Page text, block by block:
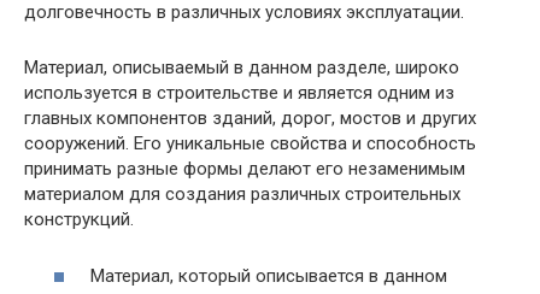
долговечность в различных условиях эксплуатации.
Материал, описываемый в данном разделе, широко
используется в строительстве и является одним из
главных компонентов зданий, дорог, мостов и других
сооружений. Его уникальные свойства и способность
принимать разные формы делают его незаменимым
материалом для создания различных строительных
конструкций.
Материал, который описывается в данном